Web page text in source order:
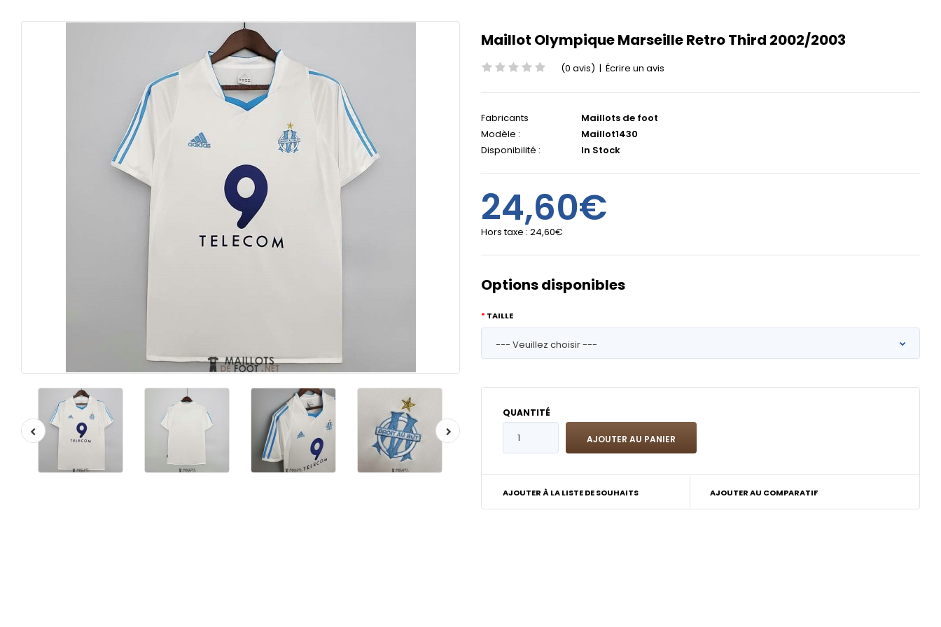
Maillot Olympique Marseille Retro Third 2002/2003
(0 avis) | Écrire un avis
Fabricants
Maillots de foot
Modèle :
Maillot1430
Disponibilité :
In Stock
24,60€
Hors taxe : 24,60€
Options disponibles
TAILLE
QUANTITÉ
AJOUTER À LA LISTE DE SOUHAITS AJOUTER AU COMPARATIF